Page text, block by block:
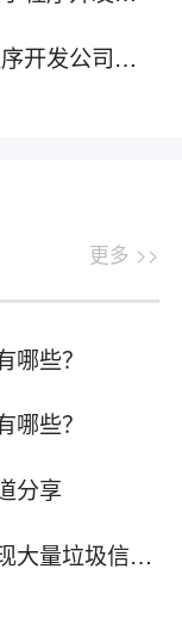
实力测评报告
更多 >>
些？
些？
分享
圾信息怎么办